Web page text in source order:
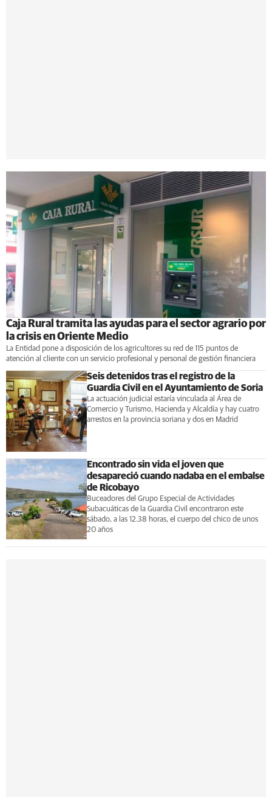
Caja Rural tramita las ayudas para el sector agrario por
la crisis en Oriente Medio
La Entidad pone a disposición de los agricultores su red de 115 puntos de
atención al cliente con un servicio profesional y personal de gestión financiera
Seis detenidos tras el registro de la
Guardia Civil en el Ayuntamiento de Soria
La actuación judicial estaría vinculada al Área de
Comercio y Turismo, Hacienda y Alcaldía y hay cuatro
arrestos en la provincia soriana y dos en Madrid
Encontrado sin vida el joven que
desapareció cuando nadaba en el embalse
de Ricobayo
Buceadores del Grupo Especial de Actividades
Subacuáticas de la Guardia Civil encontraron este
sábado, a las 12.38 horas, el cuerpo del chico de unos
20 años